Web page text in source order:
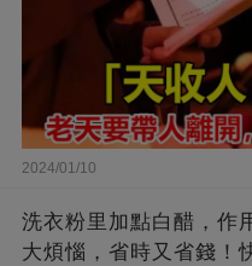
2024/01/10
洗衣粉里加點白醋，作
大煩惱，省時又省錢！